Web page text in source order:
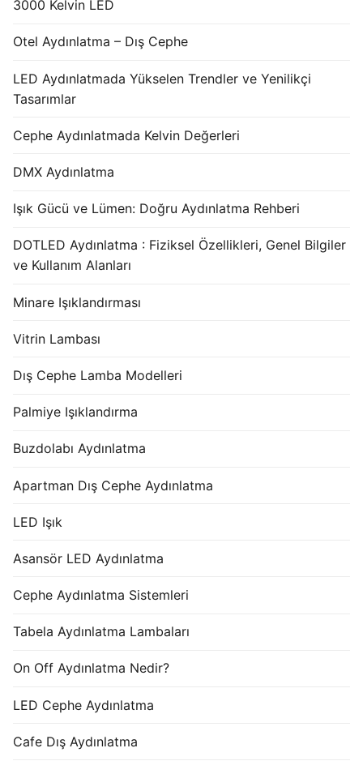
3000 Kelvin LED
Otel Aydınlatma – Dış Cephe
LED Aydınlatmada Yükselen Trendler ve Yenilikçi
Tasarımlar
Cephe Aydınlatmada Kelvin Değerleri
DMX Aydınlatma
Işık Gücü ve Lümen: Doğru Aydınlatma Rehberi
DOTLED Aydınlatma : Fiziksel Özellikleri, Genel Bilgiler
ve Kullanım Alanları
Minare Işıklandırması
Vitrin Lambası
Dış Cephe Lamba Modelleri
Palmiye Işıklandırma
Buzdolabı Aydınlatma
Apartman Dış Cephe Aydınlatma
LED Işık
Asansör LED Aydınlatma
Cephe Aydınlatma Sistemleri
Tabela Aydınlatma Lambaları
On Off Aydınlatma Nedir?
LED Cephe Aydınlatma
Cafe Dış Aydınlatma